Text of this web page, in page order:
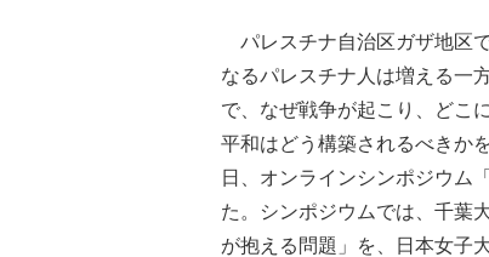
パレスチナ自治区ガザ地区
なるパレスチナ人は増える一
で、なぜ戦争が起こり、どこ
平和はどう構築されるべきか
日、オンラインシンポジウム
た。シンポジウムでは、千葉
が抱える問題」を、日本女子